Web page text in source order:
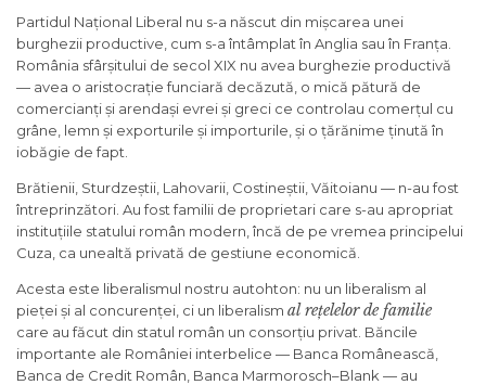
Partidul Național Liberal nu s-a născut din mișcarea unei
burghezii productive, cum s-a întâmplat în Anglia sau în Franța.
România sfârșitului de secol XIX nu avea burghezie productivă
— avea o aristocrație funciară decăzută, o mică pătură de
comercianți și arendași evrei și greci ce controlau comerțul cu
grâne, lemn și exporturile și importurile, și o țărănime ținută în
iobăgie de fapt.
Brătienii, Sturdzeștii, Lahovarii, Costineștii, Văitoianu — n-au fost
întreprinzători. Au fost familii de proprietari care s-au apropriat
instituțiile statului român modern, încă de pe vremea principelui
Cuza, ca unealtă privată de gestiune economică.
Acesta este liberalismul nostru autohton: nu un liberalism al
pieței și al concurenței, ci un liberalism al rețelelor de familie
care au făcut din statul român un consorțiu privat. Băncile
importante ale României interbelice — Banca Românească,
Banca de Credit Român, Banca Marmorosch–Blank — au